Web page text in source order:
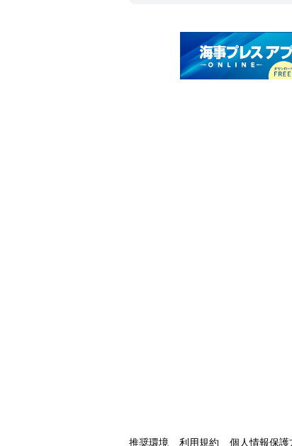
推奨環境 利用規約 個人情報保護